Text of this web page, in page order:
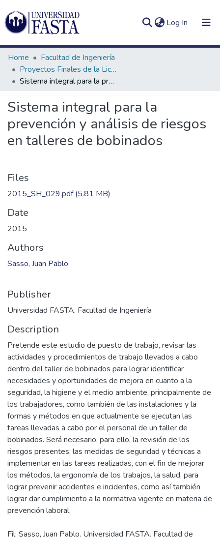
Log In (current)
Communities
&
Collections
All of DSpace
In(current)
Home
Facultad de Ingeniería
Proyectos Finales de la Licenciatura en Seguridad e Higiene en el Trabajo
Sistema integral para la prevención y análisis de riesgos en talleres de bobinados
Sistema integral para la
prevención y análisis de riesgos
en talleres de bobinados
Files
2015_SH_029.pdf(5.81 MB)
Date
2015
Authors
Sasso, Juan Pablo
Publisher
Universidad FASTA. Facultad de Ingeniería
Description
Pretende este estudio de puesto de trabajo, revisar las
actividades y procedimientos de trabajo llevados a cabo
dentro del taller de bobinados para lograr identificar
necesidades y oportunidades de mejora en cuanto a la
seguridad, la higiene y el medio ambiente, principalmente de
los trabajadores, como también de las instalaciones y la
formas y métodos en que actualmente se ejecutan las
tareas llevadas a cabo por el personal de un taller de
bobinados. Será necesario, para ello, la revisión de los
riesgos presentes, las medidas de seguridad y técnicas a
implementar en las tareas realizadas, con el fin de mejorar
los métodos, la ergonomía de los trabajos, la salud, para
lograr prevenir accidentes e incidentes, como así también
lograr dar cumplimiento a la normativa vigente en materia de
Fil: Sasso, Juan Pablo. Universidad FASTA. Facultad de